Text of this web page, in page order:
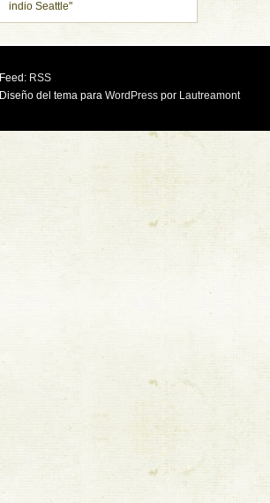
indio Seattle"
Feed: RSS
Diseño del tema para WordPress por Lautreamont